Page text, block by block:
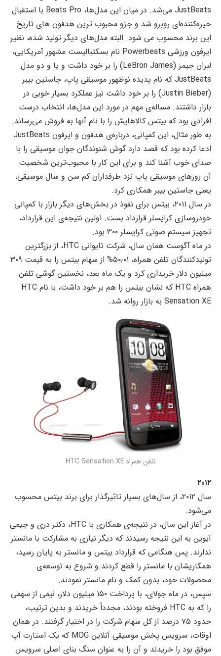
JustBeats می‌شد. در میان این مدل‌ها، Beats Pro با استقبال
خیر‌ه‌کننده‌ای روبرو شد و جزو محبوب ترین هدفون های تاریخ
این برند محسوب می شود. البته مدل‌های دیگر تولید شده، نظیر
ایرفون ورزشی Powerbeats نام بسکتبالیست مشهور آمریکایی،
لبران جیمز (LeBron James) را بر خود داشت و یا و دو مدل
JustBeats که نام پدیده نوظهور موسیقی پاپ، جاستین بیبر
(Justin Bieber) را بر خود داشت نیز عملکرد بسیار خوبی در
بازار داشتند. مساله‌ی مهم در مورد این مدل‌ها، انتخاب درست
افرادی بود که بیتس کالاهایش را با نام آنها به فروش می‌رساند.
به طور مثال، این کمپانی، درباره‌ی هدفون و ایرفون JustBeats
ادعا کرده بود که قصد دارد گوش شنوندگان جوان موسیقی را با
صدای خوب آشنا کند و برای این کار با محبوب‌ترین شخصیت
آن روزهای موسیقی پاپ نزد طرفداران کم سن و سال موسیقی،
یعنی جاستین بیبر همکاری کرد.
در سال ۲۰۱۱، بیتس برای نفوذ در بخش‌های دیگر بازار با کمپانی
خودروسازی کرایسلر قرارداد بست. اولین نتیجه‌ی این قرارداد،
تجهیز سیستم صوتی کرایسلر ۳۰۰ بود.
در ماه آگوست همان سال، شرکت تایوانی HTC، از بزرگترین
تولیدکنندگان تلفن همراه، ۵۰٫۰۱% از سهام بیتس را به قیمت ۳۰۹
میلیون دلار خریداری کرد و یک ماه بعد، نخستین گوشی تلفن
همراه HTC که نشان بیتس را هم بر خود داشت، با نام HTC
Sensation XE به بازار روانه شد.
تلفن همراه HTC Sensation XE
۲۰۱۲
سال ۲۰۱۲، از سال‌های بسیار تاثیرگذار برای برند بیتس محسوب
می‌شود.
در آغاز این سال، در نتیجه‌ی همکاری با HTC، دکتر دری و جیمی
آیوین به این نتیجه رسیدند که دیگر نیازی به مشارکت با مانستر
ندارند. پس هنگامی که قرارداد بیتس و مانستر به پایان رسید،
همکاریشان با مانستر را قطع کردند و شروع به توسعه‌ی
محصولات خود، بدون کمک و نام مانستر نمودند.
سپس، در ماه جولای، با پرداخت ۱۵۰ میلیون دلار، نیمی از سهمی
را که به HTC فروخته بودند، مجدداً خریدند و بدین ترتیب،
حدود ۷۵ درصد از کل سهام شرکت را در اختیار گرفتند. در همان
اوقات، سرویس پخش موسیقی آنلاین MOG که یک استارت آپ
موفق بود را خریدند و آن را به عنوان سنگ بنای اصلی سرویس